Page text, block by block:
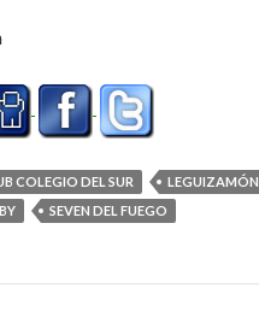
del Fuego, 6° edición (Audio)
COLEGIO DEL SUR
LEGUIZAMÓN
SEVEN DEL FUEGO